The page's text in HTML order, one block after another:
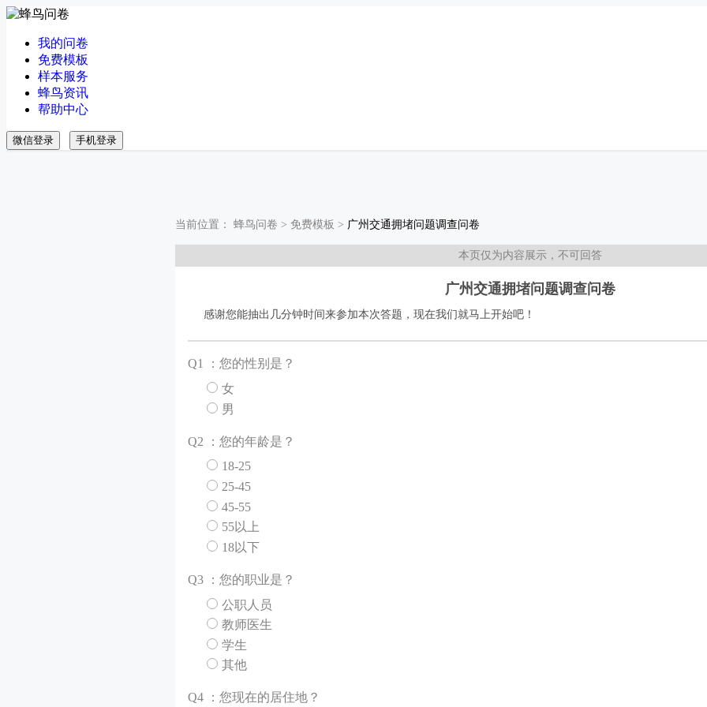
我的问卷
免费模板
样本服务
蜂鸟资讯
帮助中心
微信登录 手机登录
当前位置： 蜂鸟问卷 > 免费模板 > 广州交通拥堵问题调查问卷
本页仅为内容展示，不可回答
广州交通拥堵问题调查问卷
感谢您能抽出几分钟时间来参加本次答题，现在我们就马上开始吧！
Q1 ：您的性别是？
女
男
Q2 ：您的年龄是？
18-25
25-45
45-55
55以上
18以下
Q3 ：您的职业是？
公职人员
教师医生
学生
其他
Q4 ：您现在的居住地？